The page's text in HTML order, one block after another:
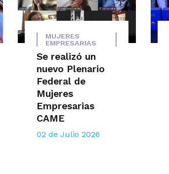
MUJERES
EMPRESARIAS
Se realizó un
nuevo Plenario
Federal de
Mujeres
Empresarias
CAME
02 de Julio 2026